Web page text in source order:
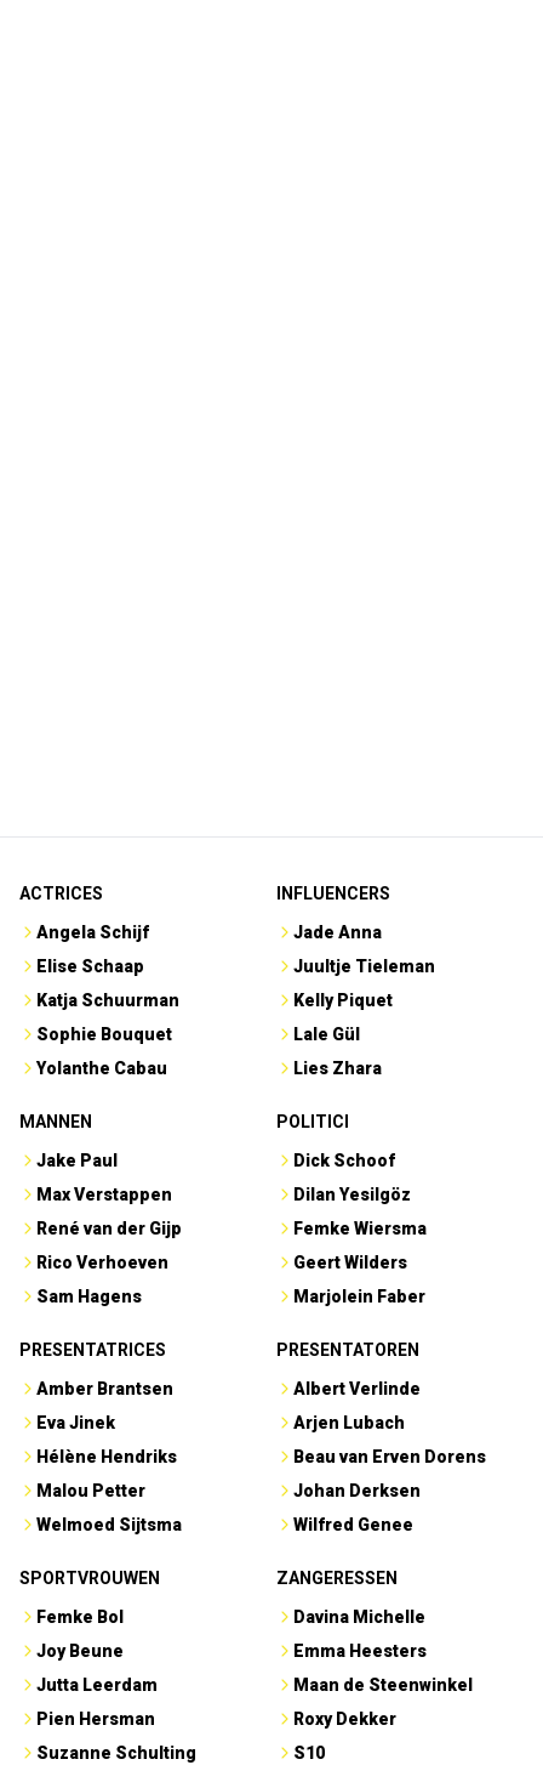
ACTRICES
Angela Schijf
Elise Schaap
Katja Schuurman
Sophie Bouquet
Yolanthe Cabau
INFLUENCERS
Jade Anna
Juultje Tieleman
Kelly Piquet
Lale Gül
Lies Zhara
MANNEN
Jake Paul
Max Verstappen
René van der Gijp
Rico Verhoeven
Sam Hagens
POLITICI
Dick Schoof
Dilan Yesilgöz
Femke Wiersma
Geert Wilders
Marjolein Faber
PRESENTATRICES
Amber Brantsen
Eva Jinek
Hélène Hendriks
Malou Petter
Welmoed Sijtsma
PRESENTATOREN
Albert Verlinde
Arjen Lubach
Beau van Erven Dorens
Johan Derksen
Wilfred Genee
SPORTVROUWEN
Femke Bol
Joy Beune
Jutta Leerdam
Pien Hersman
Suzanne Schulting
ZANGERESSEN
Davina Michelle
Emma Heesters
Maan de Steenwinkel
Roxy Dekker
S10